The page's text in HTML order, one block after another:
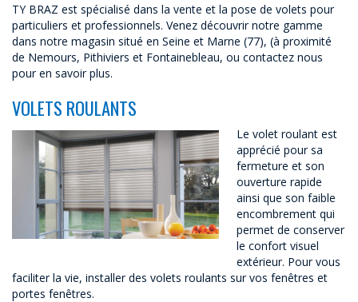
TY BRAZ est spécialisé dans la vente et la pose de volets pour
particuliers et professionnels. Venez découvrir notre gamme
dans notre magasin situé en Seine et Marne (77), (à proximité
de Nemours, Pithiviers et Fontainebleau, ou contactez nous
pour en savoir plus.
VOLETS ROULANTS
Le volet roulant est
apprécié pour sa
fermeture et son
ouverture rapide
ainsi que son faible
encombrement qui
permet de conserver
le confort visuel
extérieur. Pour vous
faciliter la vie, installer des volets roulants sur vos fenêtres et
portes fenêtres.